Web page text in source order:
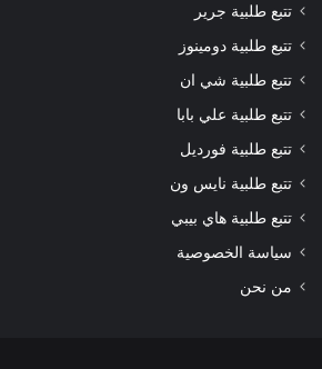
تتبع طلبية جرير
تتبع طلبية دومينوز
تتبع طلبية شي ان
تتبع طلبية علي بابا
تتبع طلبية فورديل
تتبع طلبية نايس ون
تتبع طلبية هاي بيبي
سياسة الخصوصية
من نحن